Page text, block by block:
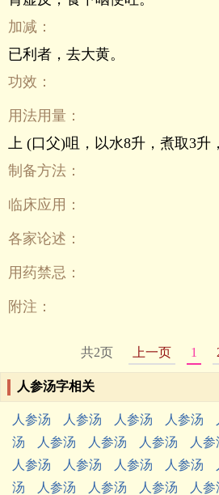
加减：
已利者，去大黄。
功效：
用法用量：
上 (口父)咀，以水8升，煮取3升
制备方法：
临床应用：
各家论述：
用药禁忌：
附注：
共2页 上一页 1
人参汤字相关
人参汤 人参汤 人参汤 人参汤
汤
人参汤 人参汤 人参汤 人参
人参汤
人参汤 人参汤 人参汤
汤
人参汤 人参汤 人参汤 人参